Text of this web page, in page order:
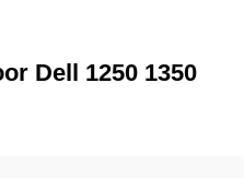
Dell 1250 1350